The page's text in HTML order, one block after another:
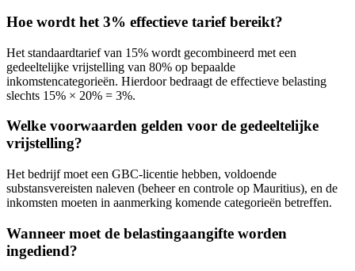
Hoe wordt het 3% effectieve tarief bereikt?
Het standaardtarief van 15% wordt gecombineerd met een
gedeeltelijke vrijstelling van 80% op bepaalde
inkomstencategorieën. Hierdoor bedraagt de effectieve belasting
slechts 15% × 20% = 3%.
Welke voorwaarden gelden voor de gedeeltelijke
vrijstelling?
Het bedrijf moet een GBC-licentie hebben, voldoende
substansvereisten naleven (beheer en controle op Mauritius), en de
inkomsten moeten in aanmerking komende categorieën betreffen.
Wanneer moet de belastingaangifte worden
ingediend?